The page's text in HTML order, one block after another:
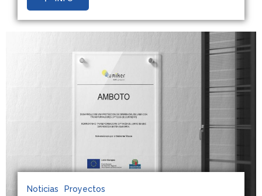
Noticias Proyectos